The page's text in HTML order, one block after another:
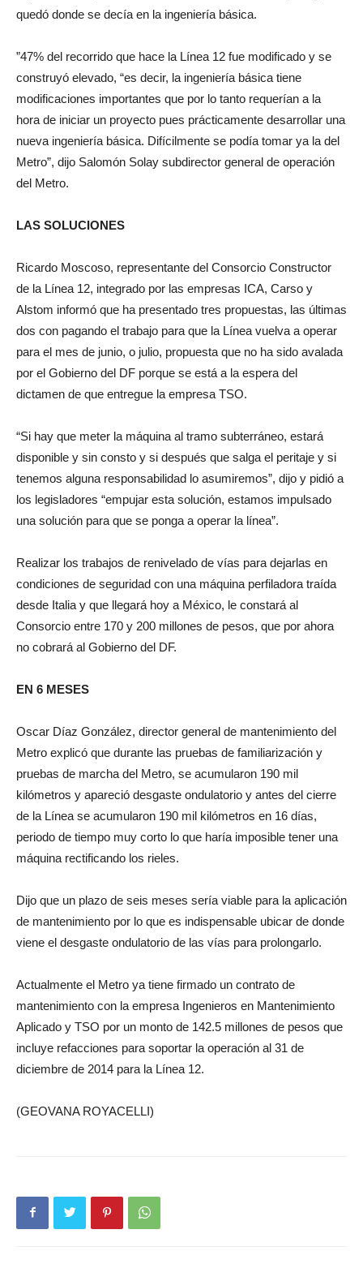
quedó donde se decía en la ingeniería básica.
”47% del recorrido que hace la Línea 12 fue modificado y se
construyó elevado, “es decir, la ingeniería básica tiene
modificaciones importantes que por lo tanto requerían a la
hora de iniciar un proyecto pues prácticamente desarrollar una
nueva ingeniería básica. Difícilmente se podía tomar ya la del
Metro”, dijo Salomón Solay subdirector general de operación
del Metro.
LAS SOLUCIONES
Ricardo Moscoso, representante del Consorcio Constructor
de la Línea 12, integrado por las empresas ICA, Carso y
Alstom informó que ha presentado tres propuestas, las últimas
dos con pagando el trabajo para que la Línea vuelva a operar
para el mes de junio, o julio, propuesta que no ha sido avalada
por el Gobierno del DF porque se está a la espera del
dictamen de que entregue la empresa TSO.
“Si hay que meter la máquina al tramo subterráneo, estará
disponible y sin consto y si después que salga el peritaje y si
tenemos alguna responsabilidad lo asumiremos”, dijo y pidió a
los legisladores “empujar esta solución, estamos impulsado
una solución para que se ponga a operar la línea”.
Realizar los trabajos de renivelado de vías para dejarlas en
condiciones de seguridad con una máquina perfiladora traída
desde Italia y que llegará hoy a México, le constará al
Consorcio entre 170 y 200 millones de pesos, que por ahora
no cobrará al Gobierno del DF.
EN 6 MESES
Oscar Díaz González, director general de mantenimiento del
Metro explicó que durante las pruebas de familiarización y
pruebas de marcha del Metro, se acumularon 190 mil
kilómetros y apareció desgaste ondulatorio y antes del cierre
de la Línea se acumularon 190 mil kilómetros en 16 días,
periodo de tiempo muy corto lo que haría imposible tener una
máquina rectificando los rieles.
Dijo que un plazo de seis meses sería viable para la aplicación
de mantenimiento por lo que es indispensable ubicar de donde
viene el desgaste ondulatorio de las vías para prolongarlo.
Actualmente el Metro ya tiene firmado un contrato de
mantenimiento con la empresa Ingenieros en Mantenimiento
Aplicado y TSO por un monto de 142.5 millones de pesos que
incluye refacciones para soportar la operación al 31 de
diciembre de 2014 para la Línea 12.
(GEOVANA ROYACELLI)